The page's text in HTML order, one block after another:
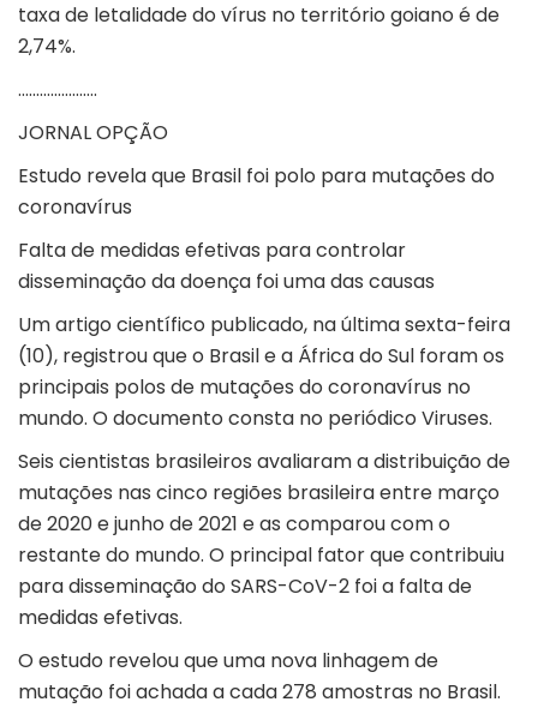
taxa de letalidade do vírus no território goiano é de
2,74%.
………………….
JORNAL OPÇÃO
Estudo revela que Brasil foi polo para mutações do
coronavírus
Falta de medidas efetivas para controlar
disseminação da doença foi uma das causas
Um artigo científico publicado, na última sexta-feira
(10), registrou que o Brasil e a África do Sul foram os
principais polos de mutações do coronavírus no
mundo. O documento consta no periódico Viruses.
Seis cientistas brasileiros avaliaram a distribuição de
mutações nas cinco regiões brasileira entre março
de 2020 e junho de 2021 e as comparou com o
restante do mundo. O principal fator que contribuiu
para disseminação do SARS-CoV-2 foi a falta de
medidas efetivas.
O estudo revelou que uma nova linhagem de
mutação foi achada a cada 278 amostras no Brasil.